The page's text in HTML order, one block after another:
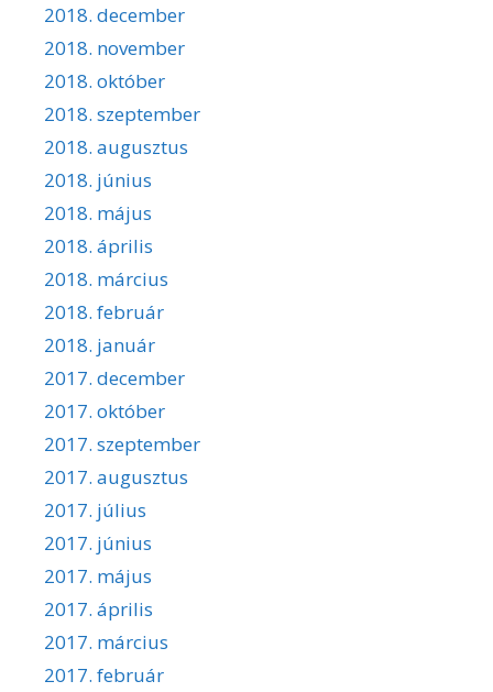
2018. december
2018. november
2018. október
2018. szeptember
2018. augusztus
2018. június
2018. május
2018. április
2018. március
2018. február
2018. január
2017. december
2017. október
2017. szeptember
2017. augusztus
2017. július
2017. június
2017. május
2017. április
2017. március
2017. február